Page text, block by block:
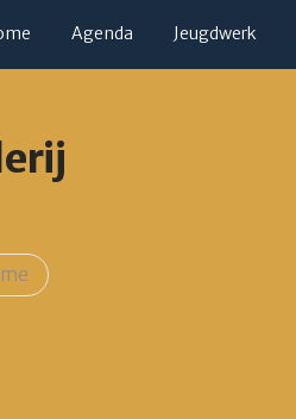
Agenda Jeugdwerk